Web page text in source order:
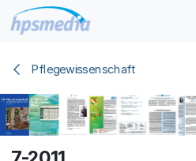
Zum Inhalt springen
Pflegewissenschaft